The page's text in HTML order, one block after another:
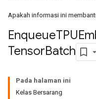
Apakah informasi ini
Enqueue
TensorBatch
Pada halaman ini
Kelas Bersarang